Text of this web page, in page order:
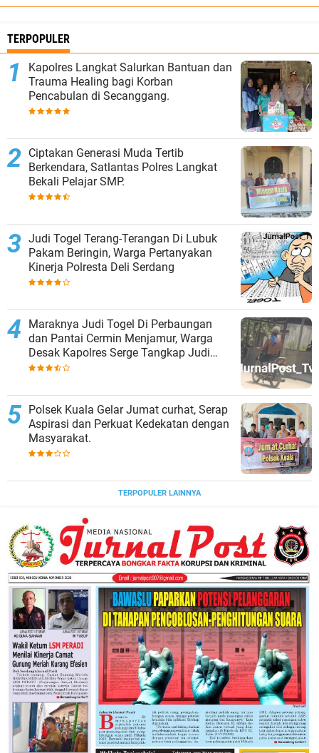
penyalahgunaan narkoba di wilayah hukum
Polres Langkat," tegas IPTU M.R. Siregar.Ia
juga mengajak masyarakat untuk terus
berperan aktif melaporkan apabila
mengetahui adanya dugaan penyalahgunaan
maupun peredaran gelap narkotika di
lingkungan masing-masing. Menurutnya,
partisipasi masyarakat menjadi kunci penting
dalam memutus mata rantai peredaran
narkoba sejak dari tingkat desa.Kegiatan ini
merupakan bagian dari implementasi program
POLISI LANGKAT GARUDA KSATRIA, yang
diinisiasi Kapolres Langkat dengan semangat
Gagah Berani untuk Dicintai Masyarakat, serta
berlandaskan nilai Kuat, Sadar Aturan, Taat,
Responsibility, Inovatif, dan Aman dalam
setiap pelaksanaan tugas.Melalui semangat
"Satu Langkah, Satu Hati untuk Langkat yang
Aman dan Damai," Polres Langkat
menegaskan bahwa perang melawan narkoba
akan terus dilakukan secara konsisten. Sinergi
antara kepolisian, pemerintah desa, dan
masyarakat menjadi fondasi utama untuk
mewujudkan lingkungan yang sehat, aman,
dan bebas dari ancaman narkotika demi
masa depan generasi penerus bangsa.Tim
Gabungan Polres Langkat Tindak Lanjut
Laporan Warga, Dua Titik Diduga Lokasi
Penyalahgunaan Narkoba di Desa Bubun
TERPOPULER
Kapolres Langkat Salurkan Bantuan dan
Trauma Healing bagi Korban
Pencabulan di Secanggang.
Ciptakan Generasi Muda Tertib
Berkendara, Satlantas Polres Langkat
Bekali Pelajar SMP.
Judi Togel Terang-Terangan Di Lubuk
Pakam Beringin, Warga Pertanyakan
Kinerja Polresta Deli Serdang
Maraknya Judi Togel Di Perbaungan
dan Pantai Cermin Menjamur, Warga
Desak Kapolres Serge Tangkap Judi
Togel
Polsek Kuala Gelar Jumat curhat, Serap
Aspirasi dan Perkuat Kedekatan dengan
Masyarakat.
TERPOPULER LAINNYA